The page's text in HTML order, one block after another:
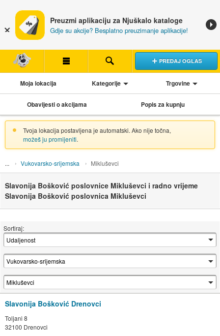
Preuzmi aplikaciju za Njuškalo kataloge
Gdje su akcije? Besplatno preuzimanje aplikacije!
PREDAJ OGLAS
Moja lokacija Kategorije Trgovine
Obavijesti o akcijama Popis za kupnju
Tvoja lokacija postavljena je automatski. Ako nije točna,
možeš ju promijeniti.
Vukovarsko-srijemska Mikluševci
Slavonija Bošković poslovnice Mikluševci i radno vrijeme
Slavonija Bošković poslovnica Mikluševci
Sortiraj:
Slavonija Bošković Drenovci
Toljani 8
32100 Drenovci